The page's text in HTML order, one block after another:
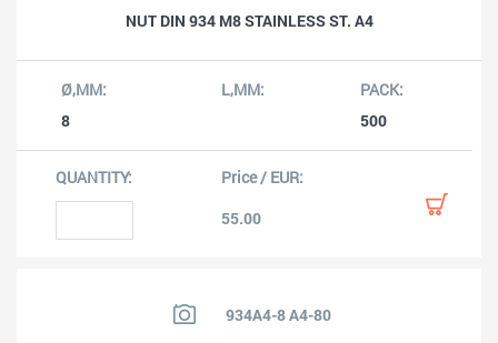
NUT DIN 934 M8 STAINLESS ST. A4
8 500
55.00
934A4-8 A4-80